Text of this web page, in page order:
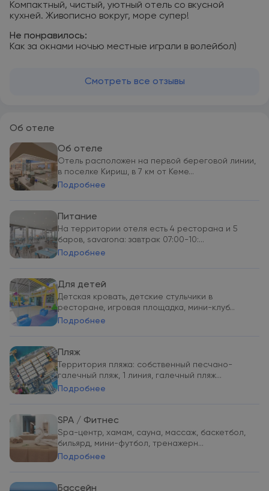
Компактный, чистый, уютный отель со вкусной
кухней. Живописно вокруг, море супер!
Не понравилось:
Как за окнами ночью местные играли в волейбол)
Смотреть все отзывы
Об отеле
Об отеле
Отель расположен на первой береговой линии,
в поселке Кириш, в 7 км от Кеме...
Подробнее
Питание
На территории отеля есть 4 ресторана и 5
баров, savarona: завтрак 07:00-10:...
Подробнее
Для детей
Детская кровать, детские стульчики в
ресторане, игровая площадка, мини-клуб...
Подробнее
Пляж
Территория пляжа: собственный песчано-
галечный пляж, 1 линия, галечный пляж...
Подробнее
SPA / Фитнес
Spa-центр, хамам, сауна, массаж, баскетбол,
бильярд, мини-футбол, тренажерн...
Подробнее
Бассейн